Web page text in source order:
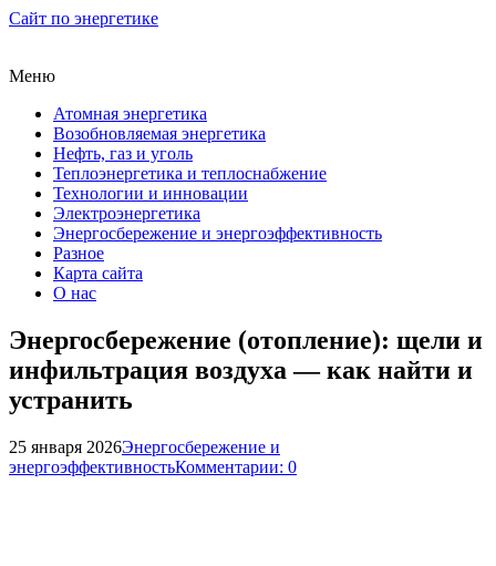
Сайт по энергетике
Меню
Атомная энергетика
Возобновляемая энергетика
Нефть, газ и уголь
Теплоэнергетика и теплоснабжение
Технологии и инновации
Электроэнергетика
Энергосбережение и энергоэффективность
Разное
Карта сайта
О нас
Энергосбережение (отопление): щели и
инфильтрация воздуха — как найти и
устранить
25 января 2026Энергосбережение и
энергоэффективностьКомментарии: 0